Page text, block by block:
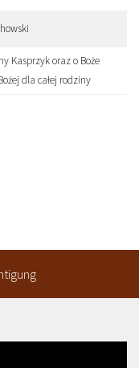
Kasprzyk oraz o Boże
dla całej rodziny